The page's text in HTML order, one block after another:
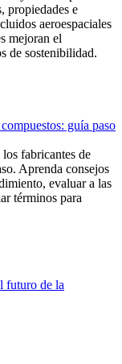
propiedades e
aeroespaciales
mejoran el
de sostenibilidad.
guía paso
fabricantes de
Aprenda consejos
evaluar a las
términos para
futuro de la